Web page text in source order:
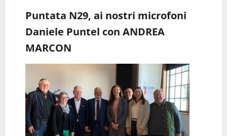
Puntata N29, ai nostri microfoni
Daniele Puntel con ANDREA
MARCON